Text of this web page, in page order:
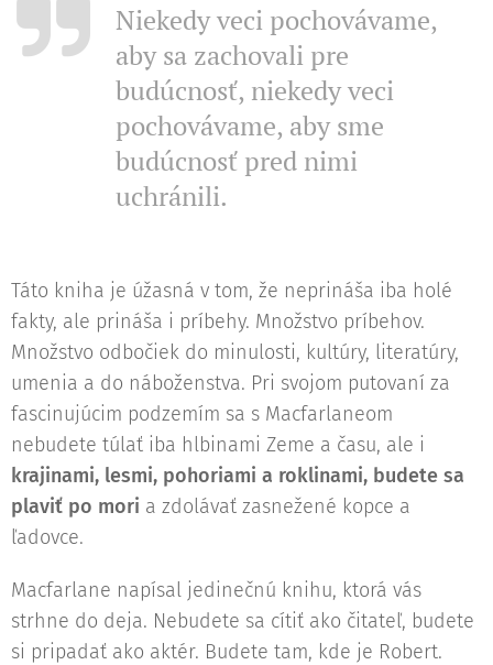
Niekedy veci pochovávame,
aby sa zachovali pre
budúcnosť, niekedy veci
pochovávame, aby sme
budúcnosť pred nimi
uchránili.
Táto kniha je úžasná v tom, že neprináša iba holé
fakty, ale prináša i príbehy. Množstvo príbehov.
Množstvo odbočiek do minulosti, kultúry, literatúry,
umenia a do náboženstva. Pri svojom putovaní za
fascinujúcim podzemím sa s Macfarlaneom
nebudete túlať iba hlbinami Zeme a času, ale i
krajinami, lesmi, pohoriami a roklinami, budete sa
plaviť po mori a zdolávať zasnežené kopce a
ľadovce.
Macfarlane napísal jedinečnú knihu, ktorá vás
strhne do deja. Nebudete sa cítiť ako čitateľ, budete
si pripadať ako aktér. Budete tam, kde je Robert.